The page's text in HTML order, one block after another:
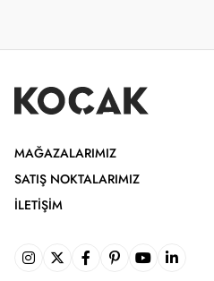
MAĞAZALARIMIZ
SATIŞ NOKTALARIMIZ
İLETIŞIM